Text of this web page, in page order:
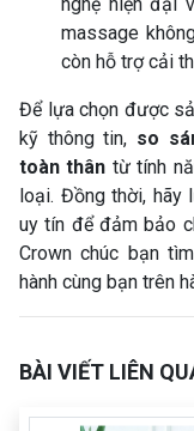
massage
còn hỗ trợ cải
Để lựa chọn được
kỹ thông tin, so
toàn thân từ tính
loại. Đồng thời, hãy
uy tín để đảm bảo
Crown chúc bạn
hành cùng bạn trên
BÀI VIẾT LIÊN